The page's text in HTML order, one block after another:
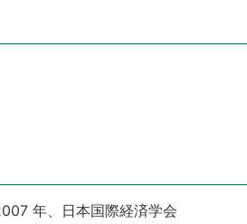
年、日本国際経済学会